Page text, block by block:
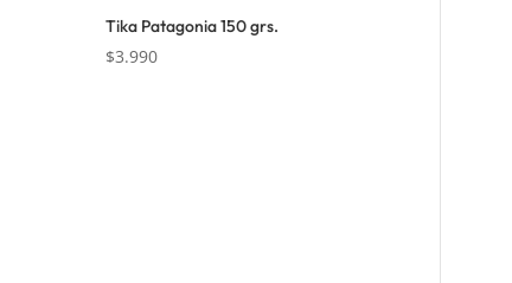
Tika Patagonia 150 grs.
$3.990